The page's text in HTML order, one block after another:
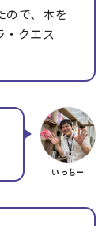
ので、本を
・クエス